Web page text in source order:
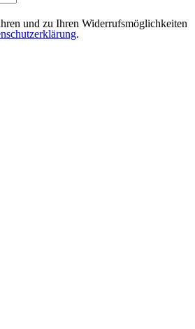
und zu Ihren Widerrufsmöglichkeiten
.